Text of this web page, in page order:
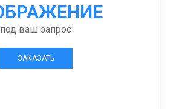
под ваш запрос
ЗАКАЗАТЬ